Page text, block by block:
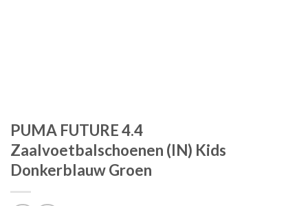
PUMA FUTURE 4.4
Zaalvoetbalschoenen (IN) Kids
Donkerblauw Groen